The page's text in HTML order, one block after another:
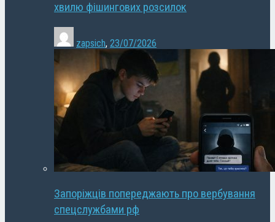
хвилю фішингових розсилок
zapsich, 23/07/2026
Запоріжців попереджають про вербування
спецслужбами рф